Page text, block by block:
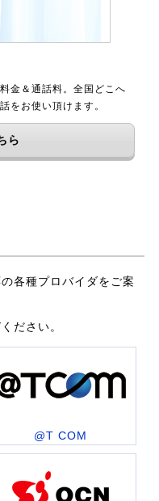
金＆通話料。全国どこへ
をお使い頂けます。
ら
各種プロバイダをご案
ださい。
@T COM